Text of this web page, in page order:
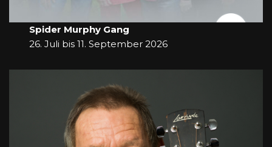
Spider Murphy Gang
26. Juli bis 11. September 2026